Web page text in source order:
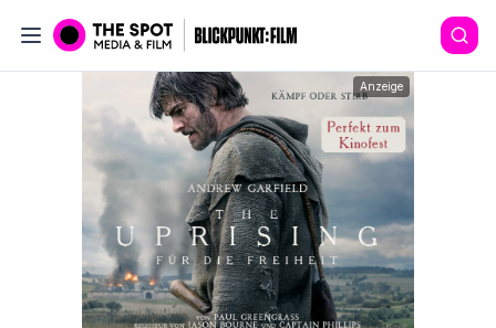
Anzeige